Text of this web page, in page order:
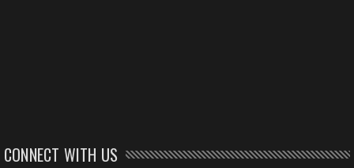
CONNECT WITH US